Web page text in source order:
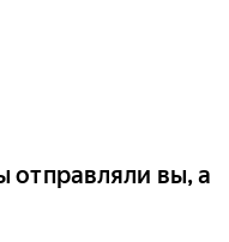
отправляли вы, а